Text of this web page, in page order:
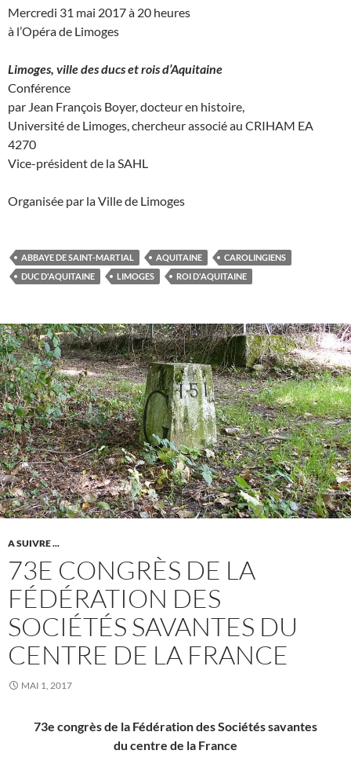
Mercredi 31 mai 2017 à 20 heures
à l’Opéra de Limoges
Limoges, ville des ducs et rois d’Aquitaine
Conférence
par Jean François Boyer, docteur en histoire,
Université de Limoges, chercheur associé au CRIHAM EA
4270
Vice-président de la SAHL
Organisée par la Ville de Limoges
ABBAYE DE SAINT-MARTIAL AQUITAINE
CAROLINGIENS
DUC D'AQUITAINE
LIMOGES ROI D'AQUITAINE
A SUIVRE ...
73E CONGRÈS DE LA
FÉDÉRATION DES
SOCIÉTÉS SAVANTES DU
CENTRE DE LA FRANCE
MAI 1, 2017
73e congrès de la Fédération des Sociétés savantes
du centre de la France